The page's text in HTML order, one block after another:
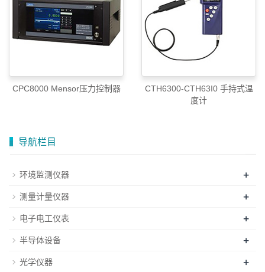
CPC8000 Mensor压力控制器
CTH6300-CTH63I0 手持式温
度计
导航栏目
环境监测仪器 +
测量计量仪器 +
电子电工仪表 +
半导体设备 +
光学仪器 +